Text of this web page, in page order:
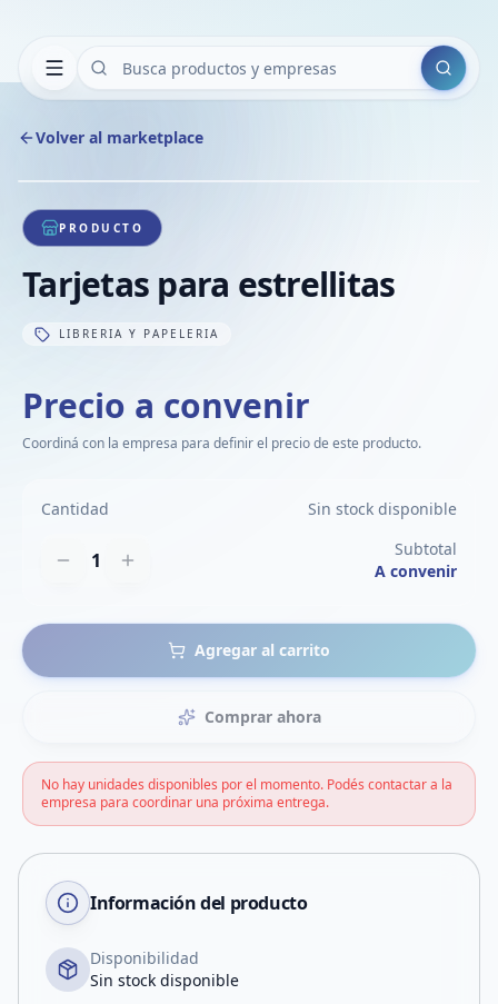
Buscar
Volver al marketplace
1/1
PRODUCTO
Tarjetas para estrellitas
LIBRERIA Y PAPELERIA
Precio a convenir
Coordiná con la empresa para definir el precio de este producto.
Cantidad Sin stock disponible
1
Subtotal
A convenir
Agregar al carrito
Comprar ahora
No hay unidades disponibles por el momento. Podés contactar a la
empresa para coordinar una próxima entrega.
Información del producto
Disponibilidad
Sin stock disponible